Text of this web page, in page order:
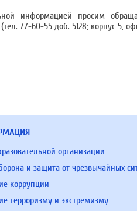
информацией просим
77-60-55 доб. 5128; корпус 5,
организации
и защита от чрезвычайных
коррупции
терроризму и экстремизму